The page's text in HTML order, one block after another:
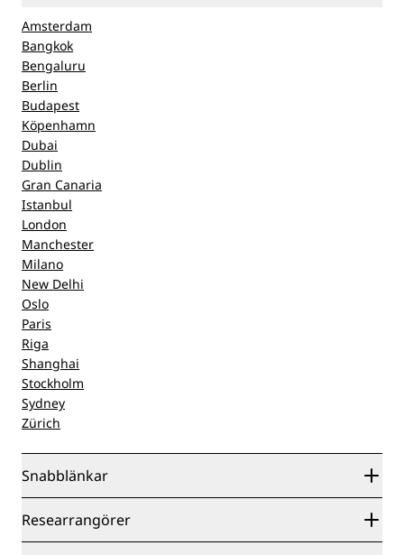
Amsterdam
Bangkok
Bengaluru
Berlin
Budapest
Köpenhamn
Dubai
Dublin
Gran Canaria
Istanbul
London
Manchester
Milano
New Delhi
Oslo
Paris
Riga
Shanghai
Stockholm
Sydney
Zürich
Snabblänkar
Radisson Rewards
Researrangörer